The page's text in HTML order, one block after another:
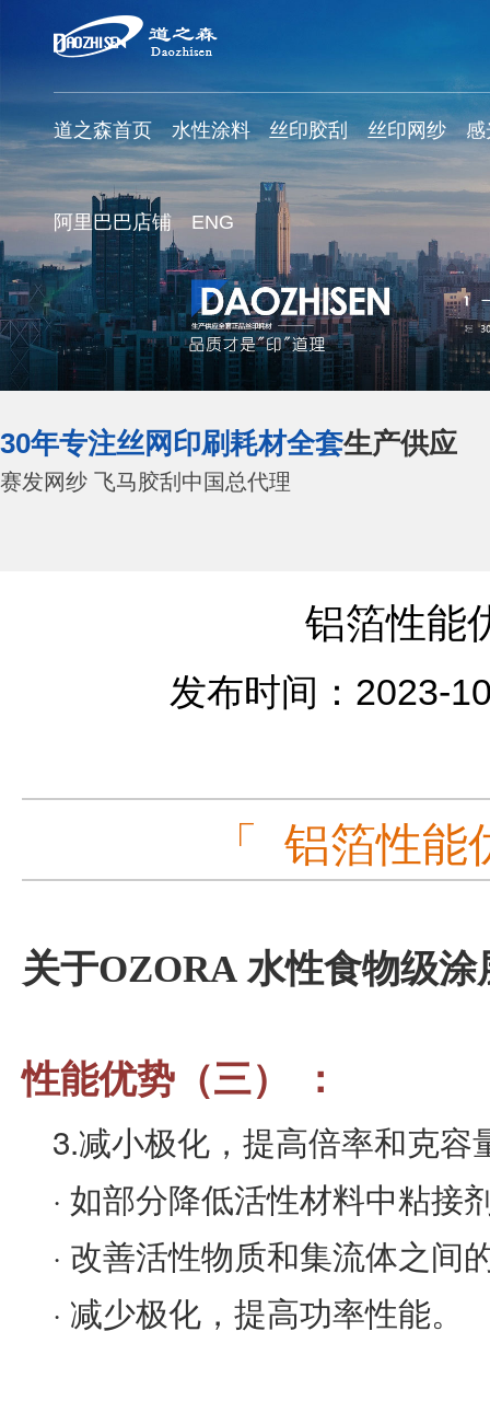
道之森首页 水性涂料 丝印胶刮 丝印网纱 感
阿里巴巴店铺 ENG
30年专注丝网印刷耗材全套生产供应
赛发网纱 飞马胶刮中国总代理
铝箔性能
发布时间：2023-
「 铝箔性
关于OZORA 水性食物级
性能优势（三） ：
3.减小极化，提高倍率和克容
· 如部分降低活性材料中粘接
· 改善活性物质和集流体之间
· 减少极化，提高功率性能。